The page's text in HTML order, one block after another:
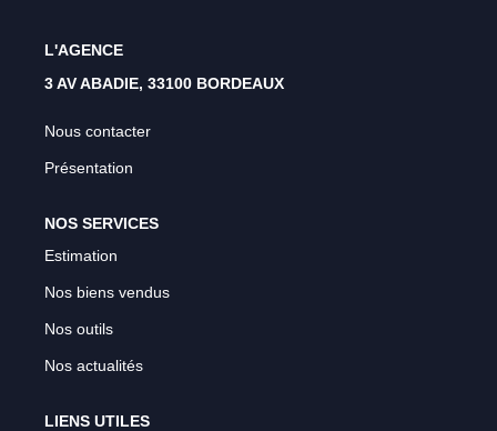
L'AGENCE
3 AV ABADIE, 33100 BORDEAUX
Nous contacter
Présentation
NOS SERVICES
Estimation
Nos biens vendus
Nos outils
Nos actualités
LIENS UTILES